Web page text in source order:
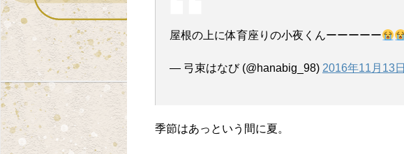
屋根の上に体育座りの小夜くんーーーーー
— 弓束はなび (@hanabig_98) 2016年11月13日
季節はあっという間に夏。